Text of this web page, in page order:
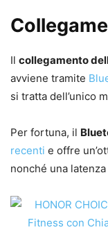
Il collegamento
avviene tramite
si tratta dell’unico
Per fortuna, il
recenti e offre
nonché una